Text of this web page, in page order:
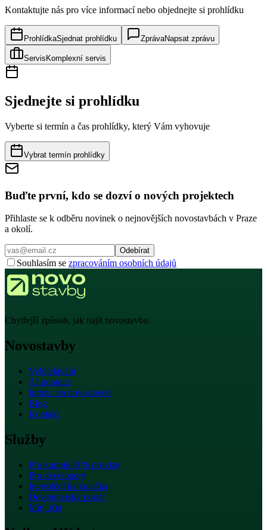
Kontaktujte nás pro více informací nebo objednejte si prohlídku
ProhlídkaSjednat prohlídku ZprávaNapsat zprávu
Servis Komplexní servis
Sjednejte si prohlídku
Vyberte si termín a čas prohlídky, který Vám vyhovuje
Vybrat termín prohlídky
Buďte první, kdo se dozví o nových projektech
Přihlaste se k odběru novinek o nejnovějších novostavbách v Praze
a okolí.
Odebírat
Souhlasím se zpracováním osobních údajů
Chytřejší způsob, jak najít novostavbu.
Novostavby
Vyhledávání
AI poradce
Index cen novostaveb
Blog
Kontakt
Služby
Pro kupující0 % provize
Pro developery
Investiční kalkulačka
Developerský portál
Můj účet